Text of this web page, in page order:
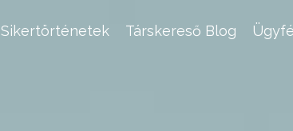
Sikertörténetek Társkereső Blog